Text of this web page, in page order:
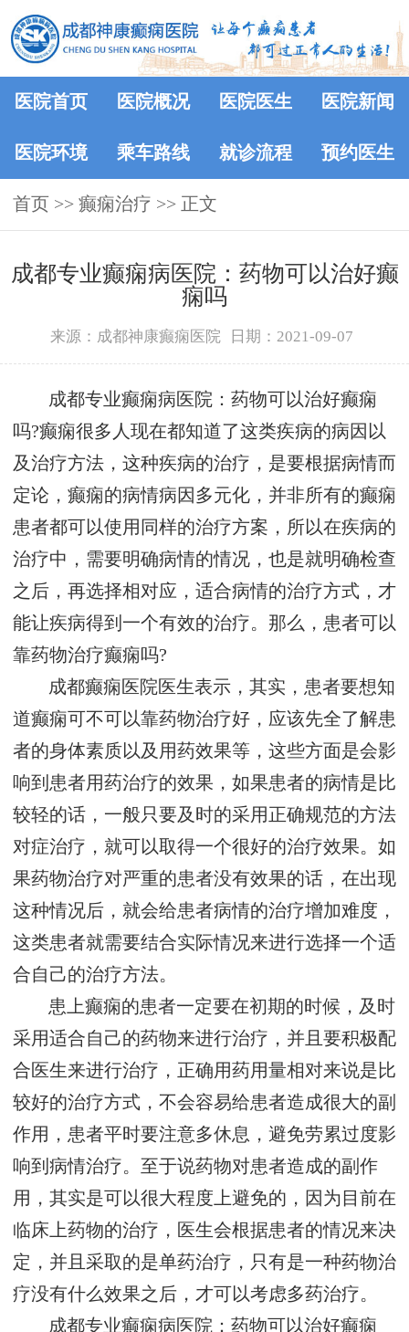
医院首页 医院概况 医院医生 医院新闻
医院环境 乘车路线 就诊流程 预约医生
首页 >> 癫痫治疗 >> 正文
成都专业癫痫病医院：药物可以治好癫
痫吗
来源：成都神康癫痫医院 日期：2021-09-07
成都专业癫痫病医院：药物可以治好癫痫
吗?癫痫很多人现在都知道了这类疾病的病因以
及治疗方法，这种疾病的治疗，是要根据病情而
定论，癫痫的病情病因多元化，并非所有的癫痫
患者都可以使用同样的治疗方案，所以在疾病的
治疗中，需要明确病情的情况，也是就明确检查
之后，再选择相对应，适合病情的治疗方式，才
能让疾病得到一个有效的治疗。那么，患者可以
靠药物治疗癫痫吗?
成都癫痫医院医生表示，其实，患者要想知
道癫痫可不可以靠药物治疗好，应该先全了解患
者的身体素质以及用药效果等，这些方面是会影
响到患者用药治疗的效果，如果患者的病情是比
较轻的话，一般只要及时的采用正确规范的方法
对症治疗，就可以取得一个很好的治疗效果。如
果药物治疗对严重的患者没有效果的话，在出现
这种情况后，就会给患者病情的治疗增加难度，
这类患者就需要结合实际情况来进行选择一个适
合自己的治疗方法。
患上癫痫的患者一定要在初期的时候，及时
采用适合自己的药物来进行治疗，并且要积极配
合医生来进行治疗，正确用药用量相对来说是比
较好的治疗方式，不会容易给患者造成很大的副
作用，患者平时要注意多休息，避免劳累过度影
响到病情治疗。至于说药物对患者造成的副作
用，其实是可以很大程度上避免的，因为目前在
临床上药物的治疗，医生会根据患者的情况来决
定，并且采取的是单药治疗，只有是一种药物治
疗没有什么效果之后，才可以考虑多药治疗。
成都专业癫痫病医院：药物可以治好癫痫